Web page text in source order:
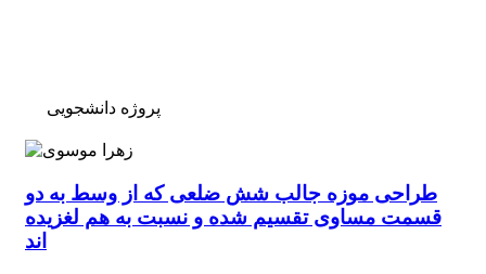
پروژه دانشجویی
طراحی موزه جالب شش ضلعی که از وسط به دو
قسمت مساوی تقسیم شده و نسبت به هم لغزیده
اند